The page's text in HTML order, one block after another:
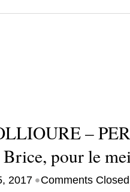
–
Brice, pour le
2017 •Comments Closed